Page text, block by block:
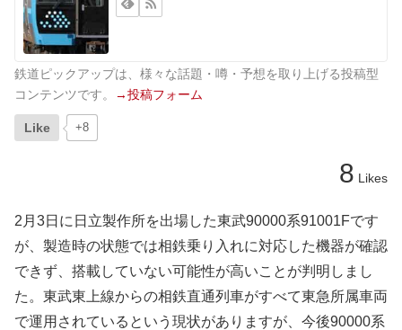
鉄道ピックアップは、様々な話題・噂・予想を取り上げる投稿型
コンテンツです。
→投稿フォーム
Like +8
8 Likes
2月3日に日立製作所を出場した東武90000系91001Fです
が、製造時の状態では相鉄乗り入れに対応した機器が確認
できず、搭載していない可能性が高いことが判明しまし
た。東武東上線からの相鉄直通列車がすべて東急所属車両
で運用されているという現状がありますが、今後90000系